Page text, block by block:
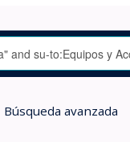
Búsqueda avanzada